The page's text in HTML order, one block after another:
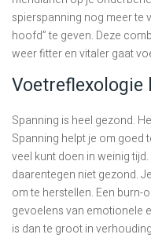
spierspanning nog meer te
hoofd” te geven. Deze
weer fitter en vitaler gaat
Spanning is heel gezond.
Spanning helpt je om goed
veel kunt doen in weinig
daarentegen niet gezond.
om te herstellen. Een
gevoelens van emotionele
is dan te groot in